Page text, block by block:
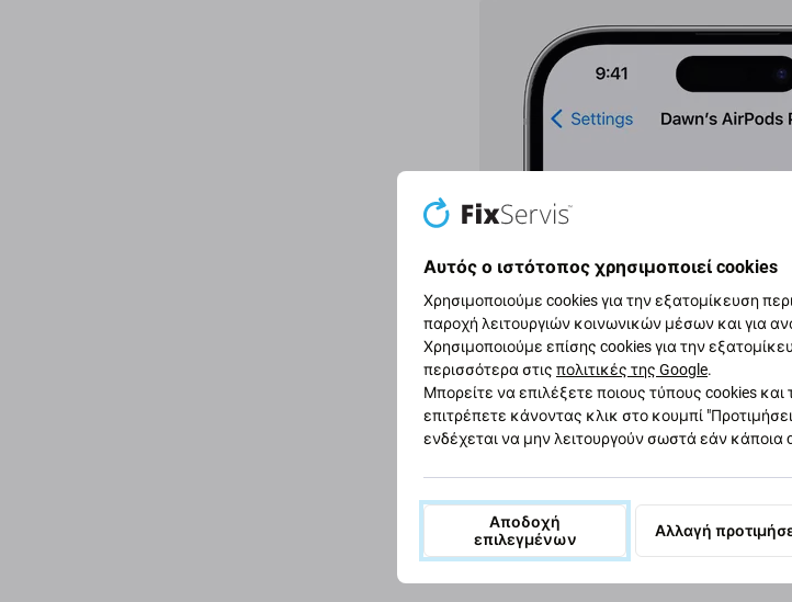
Αυτός ο ιστότοπος χρησιμοποιεί cookies
Χρησιμοποιούμε cookies για την εξατομίκευση
παροχή λειτουργιών κοινωνικών μέσων και για
Χρησιμοποιούμε επίσης cookies για την
περισσότερα στις πολιτικές της Google.
Μπορείτε να επιλέξετε ποιους τύπους cookies
επιτρέπετε κάνοντας κλικ στο κουμπί
ενδέχεται να μην λειτουργούν σωστά εάν κάποια
Αποδοχή
επιλεγμένων
Αλλαγή